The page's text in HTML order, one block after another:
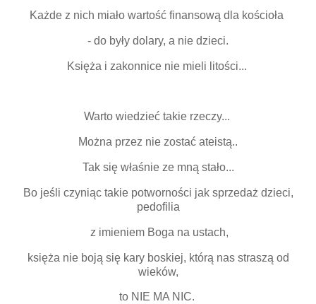
Każde z nich miało wartość finansową dla kościoła
- do były dolary, a nie dzieci.
Księża i zakonnice nie mieli litości...
Warto wiedzieć takie rzeczy...
Można przez nie zostać ateistą..
Tak się właśnie ze mną stało...
Bo jeśli czyniąc takie potworności jak sprzedaż dzieci,
pedofilia
z imieniem Boga na ustach,
księża nie boją się kary boskiej, którą nas straszą od
wieków,
to NIE MA NIC.